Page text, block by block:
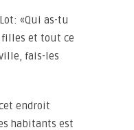
«Qui as-tu
filles et tout ce
fais-les
endroit
habitants est